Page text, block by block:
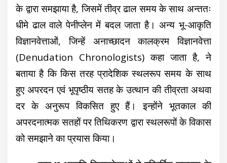
के द्वारा समझाया है, जिसमें तीव्र ढाल समय के साथ अन्ततः
धीमे ढाल वाले पेनीप्लेन में बदल जाता है। अन्य भू-आकृति
विज्ञानवेत्ताओं, जिन्हें अनाच्छादन कालक्रम विज्ञानवेत्ता
(Denudation Chronologists) कहा जाता है, ने
बताया है कि किस तरह प्रादेशिक स्थलरूप समय के साथ
हुए अपरदन एवं भूपृष्ठीय सतह के उत्थान की तीव्रता अथवा
दर के अनुरूप विकसित हुए हैं। इन्होंने भूतकाल की
अपरदनात्मक सतहों पर तिथिकरण द्वारा स्थलरूपों के विकास
को समझाने का प्रयास किया।